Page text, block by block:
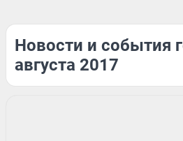
Новости и события
августа 2017